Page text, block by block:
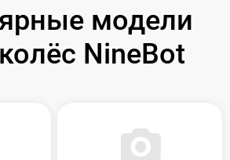
модели
NineBot